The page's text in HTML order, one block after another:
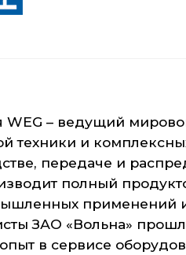
WEG – ведущий
техники и
передаче и
полный
применений и
ЗАО «Вольна»
в сервисе